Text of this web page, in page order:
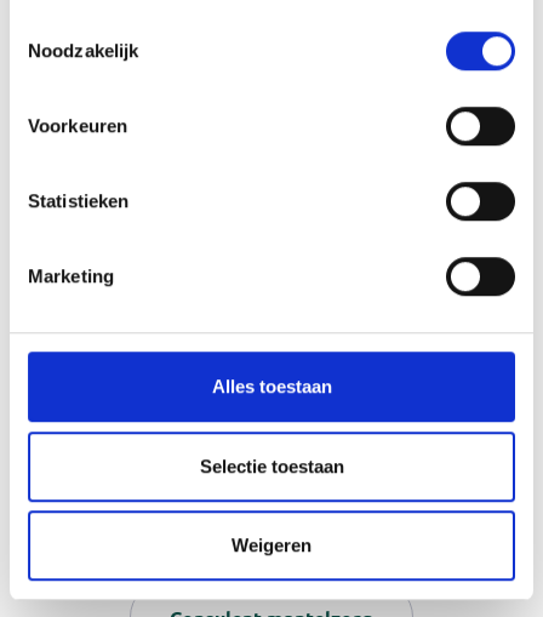
Noodzakelijk
Voorkeuren
Statistieken
Marketing
Alles toestaan
Selectie toestaan
Weigeren
Zet de mantelzorgmakelaar in voor het
sociale ondersteuning.
Voor professionals
Mantelzorgmakelaar
Rouw en verlies